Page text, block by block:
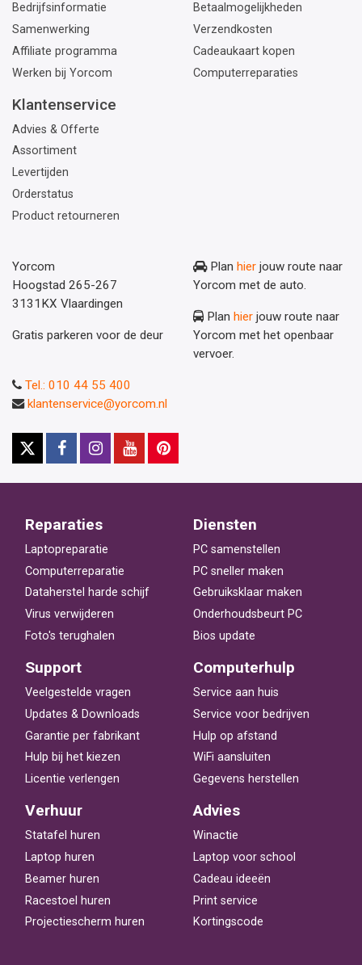
Bedrijfsinformatie
Samenwerking
Affiliate programma
Werken bij Yorcom
Betaalmogelijkheden
Verzendkosten
Cadeaukaart kopen
Computerreparaties
Klantenservice
Advies & Offerte
Assortiment
Levertijden
Orderstatus
Product retourneren
Yorcom
Hoogstad 265-267
3131KX Vlaardingen
Gratis parkeren voor de deur
Plan hier jouw route naar
Yorcom met de auto.
Plan hier jouw route naar
Yorcom met het openbaar
vervoer.
Tel.: 010 44 55 400
klantenservice@yorcom.nl
Reparaties
Laptopreparatie
Computerreparatie
Dataherstel harde schijf
Virus verwijderen
Foto's terughalen
Diensten
PC samenstellen
PC sneller maken
Gebruiksklaar maken
Onderhoudsbeurt PC
Bios update
Support
Veelgestelde vragen
Updates & Downloads
Garantie per fabrikant
Hulp bij het kiezen
Licentie verlengen
Computerhulp
Service aan huis
Service voor bedrijven
Hulp op afstand
WiFi aansluiten
Gegevens herstellen
Verhuur
Statafel huren
Laptop huren
Beamer huren
Racestoel huren
Projectiescherm huren
Advies
Winactie
Laptop voor school
Cadeau ideeën
Print service
Kortingscode